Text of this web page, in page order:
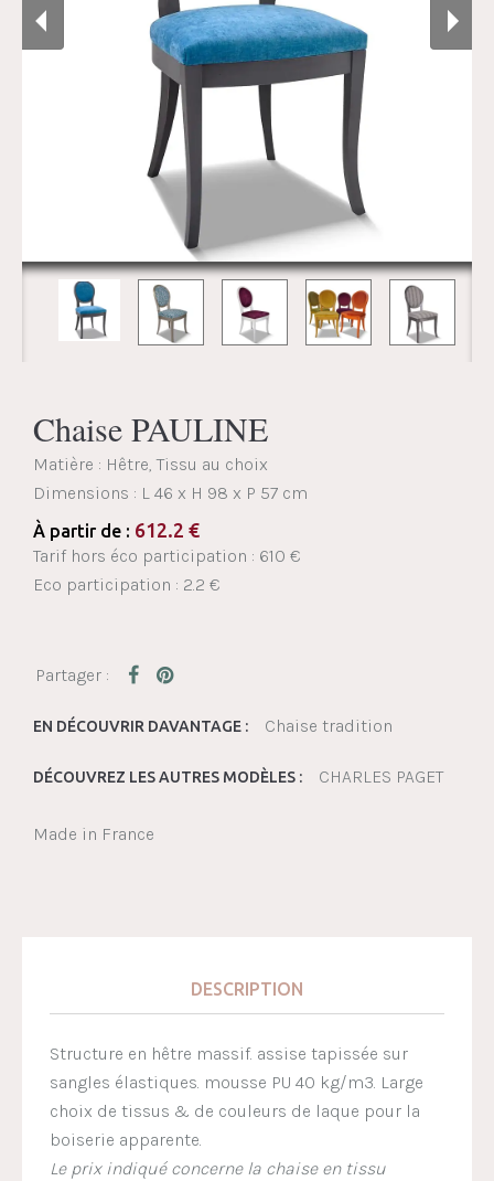
Chaise PAULINE
Matière : Hêtre, Tissu au choix
Dimensions : L 46 x H 98 x P 57 cm
À partir de : 612.2 €
Tarif hors éco participation : 610 €
Eco participation : 2.2 €
EN DÉCOUVRIR DAVANTAGE : Chaise tradition
DÉCOUVREZ LES AUTRES MODÈLES : CHARLES PAGET
Made in France
DESCRIPTION
Structure en hêtre massif. assise tapissée sur
sangles élastiques. mousse PU 40 kg/m3. Large
choix de tissus & de couleurs de laque pour la
boiserie apparente.
Le prix indiqué concerne la chaise en tissu